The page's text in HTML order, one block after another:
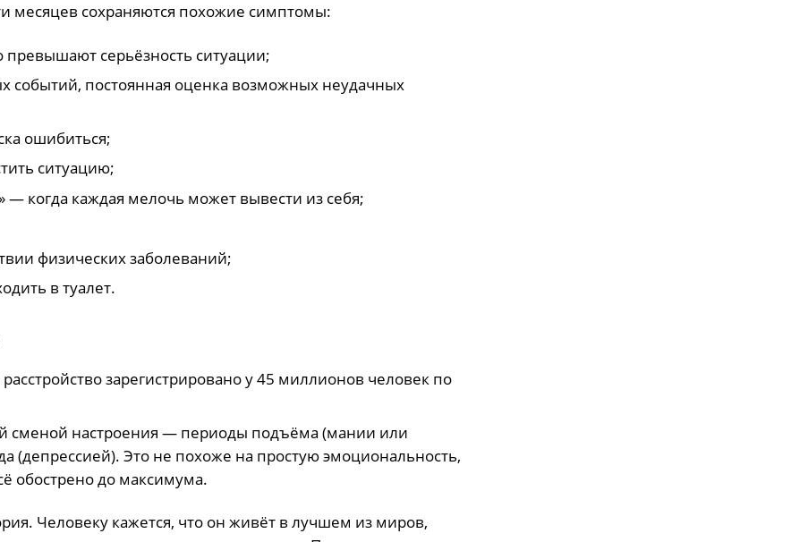
месяцев сохраняются похожие симптомы:
серьёзность ситуации;
событий, постоянная оценка возможных неудачных
ошибиться;
ситуацию;
— когда каждая мелочь может вывести из себя;
физических заболеваний;
в туалет.
зарегистрированоу 45 миллионов человек по
сменой настроения — периоды подъёма (мании или
(депрессией). Это не похоже на простую эмоциональность,
обострено до максимума.
Человеку кажется, что он живёт в лучшем из миров,